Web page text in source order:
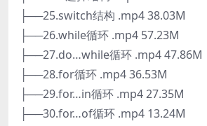
├──25.switch结构 .mp4 38.03M
├──26.while循环 .mp4 57.23M
├──27.do…while循环 .mp4 47.86M
├──28.for循环 .mp4 36.53M
├──29.for…in循环 .mp4 27.35M
├──30.for…of循环 .mp4 13.24M